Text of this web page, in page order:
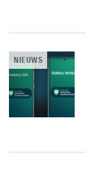
NIEUWS